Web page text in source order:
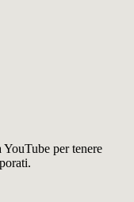
per tenere